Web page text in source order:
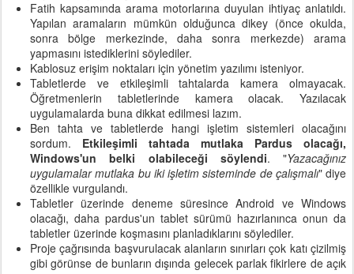
Fatih kapsamında arama motorlarına duyulan ihtiyaç anlatıldı.
Yapılan aramaların mümkün olduğunca dikey (önce okulda,
sonra bölge merkezinde, daha sonra merkezde) arama
yapmasını istediklerini söylediler.
Kablosuz erişim noktaları için yönetim yazılımı isteniyor.
Tabletlerde ve etkileşimli tahtalarda kamera olmayacak.
Öğretmenlerin tabletlerinde kamera olacak. Yazılacak
uygulamalarda buna dikkat edilmesi lazım.
Ben tahta ve tabletlerde hangi işletim sistemleri olacağını
sordum. Etkileşimli tahtada mutlaka Pardus olacağı,
Windows'un belki olabileceği söylendi. "Yazacağınız
uygulamalar mutlaka bu iki işletim sisteminde de çalışmalı" diye
özellikle vurgulandı.
Tabletler üzerinde deneme süresince Android ve Windows
olacağı, daha pardus'un tablet sürümü hazırlanınca onun da
tabletler üzerinde koşmasını planladıklarını söylediler.
Proje çağrısında başvurulacak alanların sınırları çok katı çizilmiş
gibi görünse de bunların dışında gelecek parlak fikirlere de açık